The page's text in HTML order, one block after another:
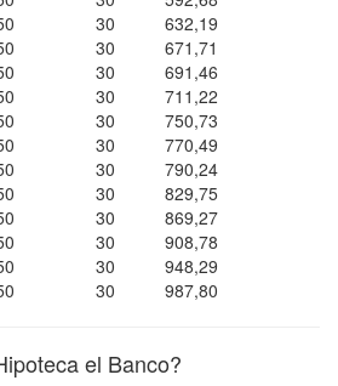
30
632,19
30
671,71
30
691,46
30
711,22
30
750,73
30
770,49
30
790,24
30
829,75
30
869,27
30
908,78
30
948,29
30 987,80
el Banco?